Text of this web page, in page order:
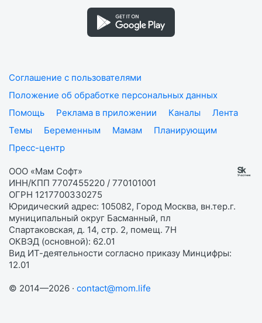
Соглашение с пользователями
Положение об обработке персональных данных
Помощь
Реклама в приложении Каналы
Лента
Темы
Беременным Мамам
Планирующим
Пресс-центр
ООО «Мам Софт»
ИНН/КПП 7707455220 / 770101001
ОГРН 1217700330275
Юридический адрес: 105082, Город Москва, вн.тер.г.
муниципальный округ Басманный, пл
Спартаковская, д. 14, стр. 2, помещ. 7Н
ОКВЭД (основной): 62.01
Вид ИТ-деятельности согласно приказу Минцифры:
12.01
© 2014—2026 · contact@mom.life